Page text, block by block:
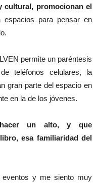
cultural, promocionan el
espacios para pensar en
permite un paréntesis
teléfonos celulares, la
gran parte del espacio en
en la de los jóvenes.
hacer un alto, y que
esa familiaridad del
eventos y me siento muy